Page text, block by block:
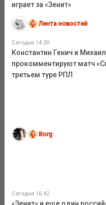
играет за «Зенит»
Лента новостей
Сегодня 14:20
Константин Генич и
прокомментируют матч
третьем туре РПЛ
Borg
Сегодня 16:42